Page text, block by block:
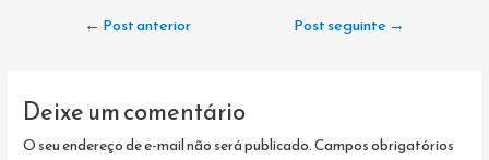
Navegação
Post
← Post anterior Post seguinte →
Deixe um comentário
O seu endereço de e-mail não será publicado.Campos obrigatórios